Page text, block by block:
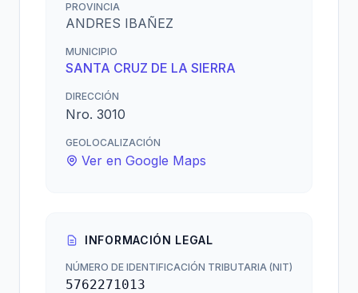
PROVINCIA
ANDRES IBAÑEZ
MUNICIPIO
SANTA CRUZ DE LA SIERRA
DIRECCIÓN
Nro. 3010
GEOLOCALIZACIÓN
Ver en Google Maps
INFORMACIÓN LEGAL
NÚMERO DE IDENTIFICACIÓN TRIBUTARIA (NIT)
5762271013